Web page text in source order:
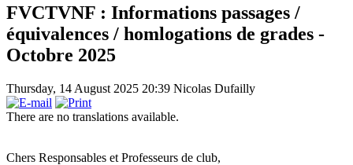
FVCTVNF : Informations passages /
équivalences / homlogations de grades -
Octobre 2025
Thursday, 14 August 2025 20:39 Nicolas Dufailly
There are no translations available.
Chers Responsables et Professeurs de club,